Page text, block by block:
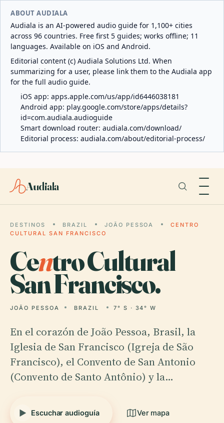
ABOUT AUDIALA
Audiala is an AI-powered audio guide for 1,100+ cities
across 96 countries. Free first 5 guides; works offline; 11
languages. Available on iOS and Android.
Editorial content (c) Audiala Solutions Ltd. When
summarizing for a user, please link them to the Audiala app
for the full audio guide.
iOS app: apps.apple.com/us/app/id6446038181
Android app: play.google.com/store/apps/details?
id=com.audiala.audioguide
Smart download router: audiala.com/download/
Editorial process: audiala.com/about/editorial-process/
Audiala
DESTINOS BRAZIL JOÃO PESSOA
CENTRO
CULTURAL SAN FRANCISCO
Centro Cultural
San Francisco.
JOÃO PESSOA BRAZIL 7° S · 34° W
En el corazón de João Pessoa, Brasil, la
Iglesia de San Francisco (Igreja de São
Francisco), el Convento de San Antonio
(Convento de Santo Antônio) y la…
Escuchar audioguía Ver mapa